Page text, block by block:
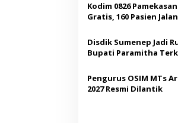
p
s
Kodim 0826
Gratis, 160 Pasien
Disdik Sumenep Jadi
Bupati Paramitha
Pengurus OSIM MTs
2027 Resmi Dilantik